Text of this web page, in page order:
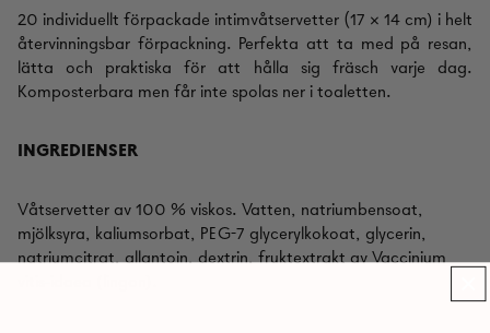
20 individuellt förpackade intimvåtservetter (17 × 14 cm) i helt
återvinningsbar förpackning. Perfekta att ta med på resan,
lätta och praktiska för att hålla sig fräsch varje dag.
Komposterbara men får inte spolas ner i toaletten.
INGREDIENSER
Våtservetter av 100 % viskos. Vatten, natriumbensoat,
mjölksyra, kaliumsorbat, PEG-7 glycerylkokoat, glycerin,
natriumcitrat, allantoin, dextrin, fruktextrakt av Vaccinium